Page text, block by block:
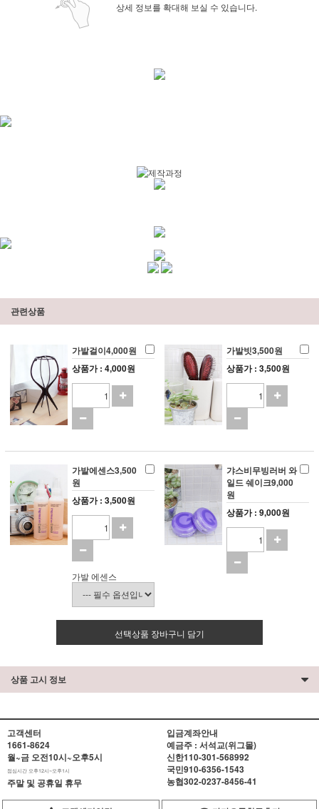
상세 정보를 확대해 보실 수 있습니다.
관련상품
가발걸이4,000원
상품가 : 4,000원
가발빗3,500원
상품가 : 3,500원
가발에센스3,500
원
상품가 : 3,500원
가발 에센스
갸스비무빙러버 와
일드 쉐이크9,000
원
상품가 : 9,000원
선택상품 장바구니 담기
상품 고시 정보
고객센터
1661-8624
월~금 오전10시~오후5시
점심시간 오후12시~오후1시
주말 및 공휴일 휴무
입금계좌안내
예금주 : 서석교(위그몰)
신한110-301-568992
국민910-6356-1543
농협302-0237-8456-41